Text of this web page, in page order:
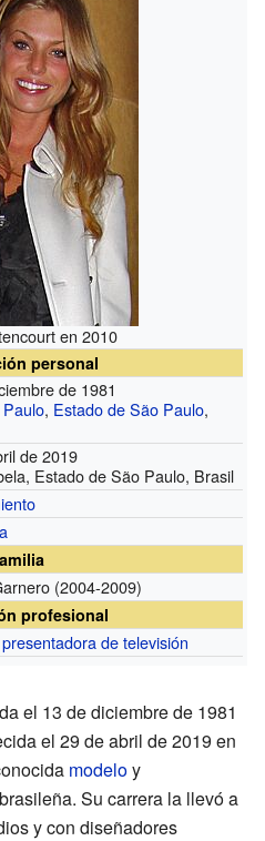
en 2010
personal
de 1981
, Estado de São Paulo,
de 2019
Estado de São Paulo, Brasil
(2004-2009)
profesional
presentadora de televisión
el 13 de diciembre de 1981
el 29 de abril de 2019 en
modeloy
brasileña. Su carrera la llevó a
y con diseñadores